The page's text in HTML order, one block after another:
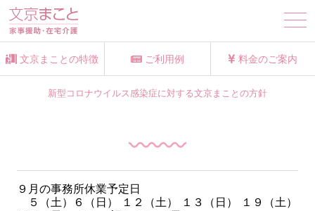
文京まことの特徴 ご利用例 料金のご案内
新型コロナウイルス感染症に対する文京まことの方針
９月の事務所休業予定日
５（土）６（日） １２（土） １３（日）
１９（土）